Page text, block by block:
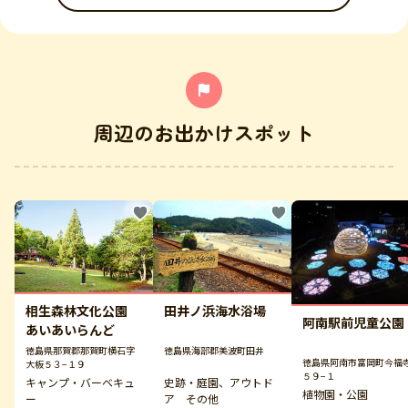
周辺のお出かけスポット
相生森林文化公園
あいあいらんど
徳島県那賀郡那賀町横石字
大板５３−１９
キャンプ・バーベキュ
ー
田井ノ浜海水浴場
徳島県海部郡美波町田井
史跡・庭園、アウトド
ア その他
阿南駅前児童公園
徳島県阿南市富岡町今福
５９−１
植物園・公園